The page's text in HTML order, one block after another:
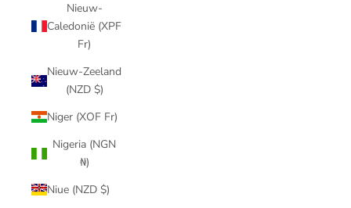
Nieuw-
Caledonië (XPF
Fr)
Nieuw-Zeeland
(NZD $)
Niger (XOF Fr)
Nigeria (NGN
₦)
Niue (NZD $)